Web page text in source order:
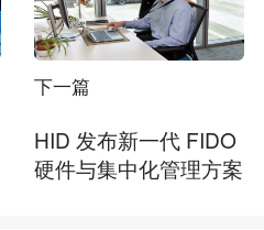
下一篇
HID 发布新一代 FIDO
硬件与集中化管理方案